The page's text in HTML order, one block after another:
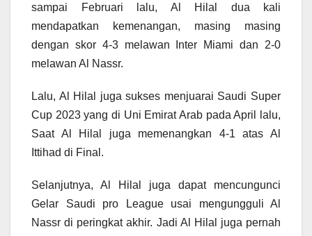
sampai Februari lalu, Al Hilal dua kali
mendapatkan kemenangan, masing masing
dengan skor 4-3 melawan Inter Miami dan 2-0
melawan Al Nassr.
Lalu, Al Hilal juga sukses menjuarai Saudi Super
Cup 2023 yang di Uni Emirat Arab pada April lalu,
Saat Al Hilal juga memenangkan 4-1 atas Al
Ittihad di Final.
Selanjutnya, Al Hilal juga dapat mencungunci
Gelar Saudi pro League usai mengungguli Al
Nassr di peringkat akhir. Jadi Al Hilal juga pernah